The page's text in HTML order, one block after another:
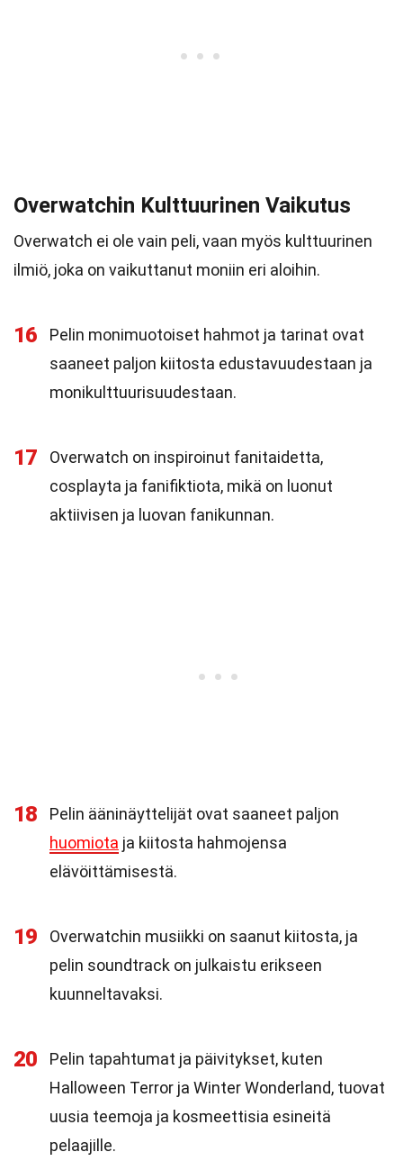
Overwatchin Kulttuurinen Vaikutus
Overwatch ei ole vain peli, vaan myös kulttuurinen
ilmiö, joka on vaikuttanut moniin eri aloihin.
16
Pelin monimuotoiset hahmot ja tarinat ovat
saaneet paljon kiitosta edustavuudestaan ja
monikulttuurisuudestaan.
17
Overwatch on inspiroinut fanitaidetta,
cosplayta ja fanifiktiota, mikä on luonut
aktiivisen ja luovan fanikunnan.
18
Pelin ääninäyttelijät ovat saaneet paljon
huomiota ja kiitosta hahmojensa
elävöittämisestä.
19
Overwatchin musiikki on saanut kiitosta, ja
pelin soundtrack on julkaistu erikseen
kuunneltavaksi.
20
Pelin tapahtumat ja päivitykset, kuten
Halloween Terror ja Winter Wonderland, tuovat
uusia teemoja ja kosmeettisia esineitä
pelaajille.